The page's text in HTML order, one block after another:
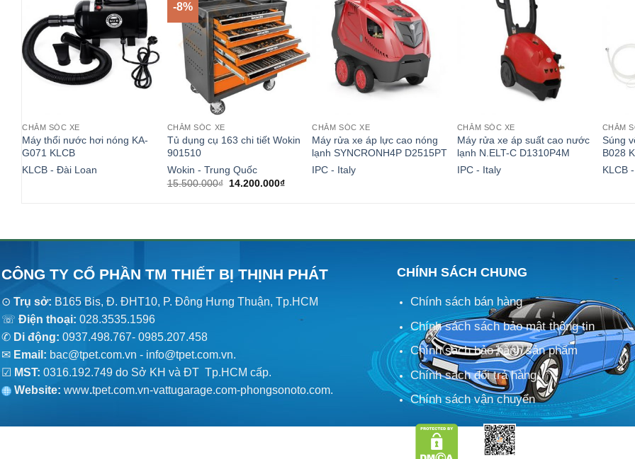
CHĂM SÓC XE
Máy thổi nước hơi nóng KA-
G071 KLCB
KLCB - Đài Loan
-8%
CHĂM SÓC XE
Tủ dụng cụ 163 chi tiết Wokin
901510
Wokin - Trung Quốc
15.500.000₫ Giá
14.200.000₫Giá
CHĂM SÓC XE
Máy rửa xe áp lực cao nóng
lạnh SYNCRONH4P D2515PT
IPC - Italy
CHĂM SÓC XE
Máy rửa xe áp suất cao nước
lạnh N.ELT-C D1310P4M
IPC - Italy
CHĂM
Súng
B028
KLCB
CÔNG TY CỔ PHẦN TM THIẾT BỊ THỊNH PHÁT
⊙ Trụ sở: B165 Bis, Đ. ĐHT10, P. Đông Hưng Thuận, Tp.HCM
☏ Điện thoại: 028.3535.1596
✆ Di động: 0937.498.767- 0985.207.458
✉ Email: bac@tpet.com.vn - info@tpet.com.vn.
☑ MST: 0316.192.749 do Sở KH và ĐT Tp.HCM cấp.
Website: www.tpet.com.vn-vattugarage.com-phongsonoto.com.
CHÍNH SÁCH CHUNG
Chính sách bán hàng
Chính sách sách bảo mật thông tin
Chính sách bảo hành sản phẩm
Chính sách đổi trả hàng
Chính sách vận chuyển